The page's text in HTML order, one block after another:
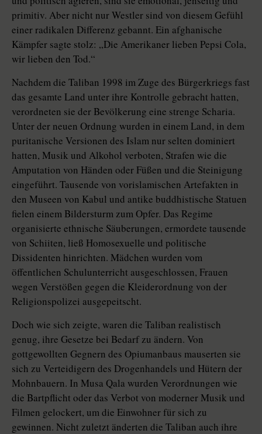
primitiv. Aber nicht nur Westler sind von diesem Gefühl
einer radikalen Differenz gebannt. Ein afghanische
Kämpfer sagte stolz: „Die Amerikaner lieben Pepsi Cola,
wir lieben den Tod.“
Nachdem die Taliban 1998 im Zuge des Bürgerkriegs fast
das gesamte Land unter ihre Kontrolle gebracht hatten,
verordneten sie der Bevölkerung eine strenge Scharia.
Unter der neuen Ordnung wurden in einem Land, in dem
puritanische Versionen des Islam nur selten dominiert
hatten, Musik und Alkohol verboten, Strafen wie die
Amputation von Händen oder Füßen und die Steinigung
eingeführt. Tausende von vorislamischen Artefakten in
den Museen von Kabul und antike buddhistische Statuen
fielen einem Bildersturm zum Opfer. Das Regime
organisierte ethnische Säuberungen, ermordete tausende
von Schiiten, ließ Homosexuelle und politische
Dissidenten hinrichten. Mädchen wurden vom
öffentlichen Schulunterricht ausgeschlossen, Frauen
wegen Verstößen gegen die Kleiderordnung von der
Religionspolizei ausgepeitscht.
Doch wie sich zeigte, waren die Taliban realistisch
genug, ihre Gesetze bei Bedarf zu ändern. Von
gottgewollten Gegnern des Opiumanbaus mauserten sie
sich zu Verteidigern des Drogenhandels und Hütern der
Mohnbauern. In Musa Qala wurden Verordnungen wie
die Bartpflicht oder das Verbot von moderner Musik und
Filmen gelockert, um die Einwohner für sich zu
gewinnen. Nicht zuletzt änderten die Taliban auch ihre